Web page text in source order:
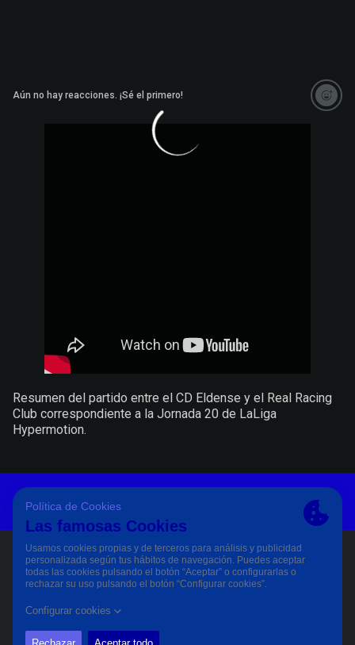
Aún no hay reacciones. ¡Sé el primero!
Resumen del partido entre el CD Eldense y el Real Racing
Club correspondiente a la Jornada 20 de LaLiga
Hypermotion.
Política De Cookies